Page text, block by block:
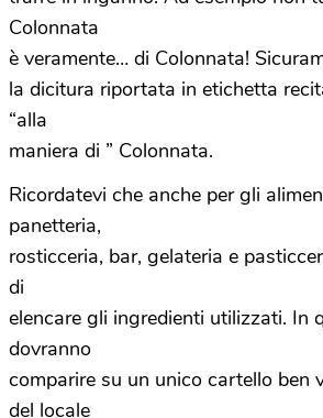
Colonnata
è veramente… di Colonnata!
la dicitura riportata in etichetta
“alla
maniera di ” Colonnata.
Ricordatevi che anche per gli
panetteria,
rosticceria, bar, gelateria e
di
elencare gli ingredienti utilizzati. In
dovranno
comparire su un unico cartello ben
del locale